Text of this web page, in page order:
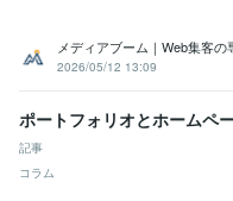
講座運営サポート
PowerPoint スライド制作
メディアブーム｜Web集客の
2026/05/12 13:09
ポートフォリオとホームペ
記事
コラム